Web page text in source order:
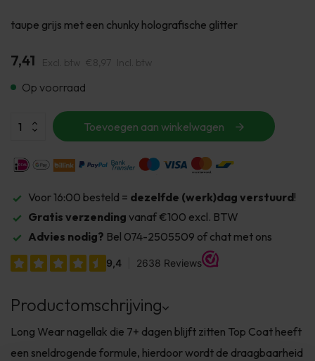
taupe grijs met een chunky holografische glitter
7,41 Excl. btw €8,97 Incl. btw
Op voorraad
Toevoegen aan winkelwagen
Voor 16:00 besteld = dezelfde (werk)dag verstuurd!
Gratis verzending vanaf €100 excl. BTW
Advies nodig? Bel 074-2505509 of chat met ons
Productomschrijving
Long Wear nagellak die 7+ dagen blijft zitten Top Coat heeft
een sneldrogende formule, hierdoor wordt de draagbaarheid